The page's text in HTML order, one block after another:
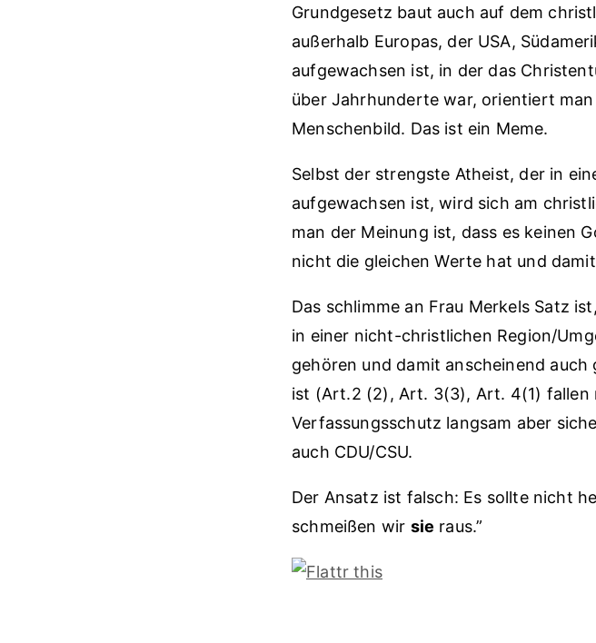
Grundgesetz baut auch auf dem
außerhalb Europas, der USA,
aufgewachsen ist, in der das
über Jahrhunderte war, orientiert
Menschenbild. Das ist ein Meme.
Selbst der strengste Atheist, der in
aufgewachsen ist, wird sich am
man der Meinung ist, dass es keinen
nicht die gleichen Werte hat und
Das schlimme an Frau Merkels Satz
in einer nicht-christlichen Region/
gehören und damit anscheinend
ist (Art.2 (2), Art. 3(3), Art. 4(1) fallen
Verfassungsschutz langsam aber
auch CDU/CSU.
Der Ansatz ist falsch: Es sollte nicht
schmeißen wir sie raus.”